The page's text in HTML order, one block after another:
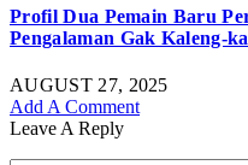
Profil Dua Pemain Baru
Pengalaman Gak Kaleng-
AUGUST 27, 2025
Add A Comment
Leave A Reply